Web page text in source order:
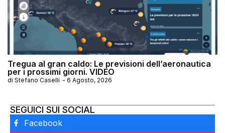
Tregua al gran caldo: Le previsioni dell’aeronautica
per i prossimi giorni. VIDEO
di Stefano Caselli - 6 Agosto, 2026
SEGUICI SUI SOCIAL
Facebook